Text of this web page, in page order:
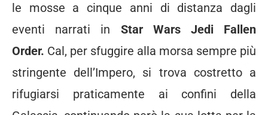
le mosse a cinque anni di distanza dagli
eventi narrati in Star Wars Jedi Fallen
Order. Cal, per sfuggire alla morsa sempre più
stringente dell’Impero, si trova costretto a
rifugiarsi praticamente ai confini della